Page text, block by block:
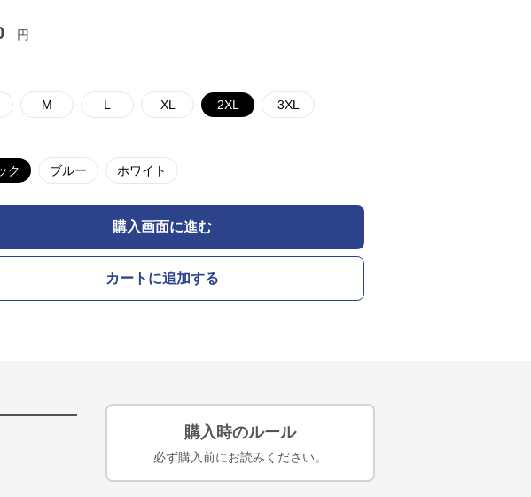
円
M L XL 2XL 3XL
ク ブルー ホワイト
購入画面に進む
カートに追加する
購入時のルール
必ず購入前にお読みください。